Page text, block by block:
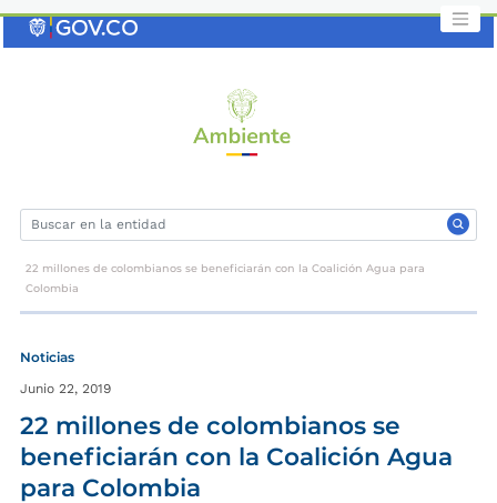
22 millones de colombianos se beneficiarán con la Coalición Agua para
Colombia
Noticias
Junio 22, 2019
22 millones de colombianos se
beneficiarán con la Coalición Agua
para Colombia